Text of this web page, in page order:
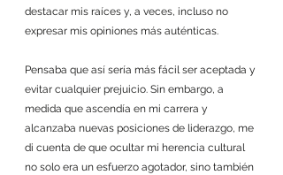
destacar mis raíces y, a veces, incluso no
expresar mis opiniones más auténticas.
Pensaba que así sería más fácil ser aceptada y
evitar cualquier prejuicio. Sin embargo, a
medida que ascendía en mi carrera y
alcanzaba nuevas posiciones de liderazgo, me
di cuenta de que ocultar mi herencia cultural
no solo era un esfuerzo agotador, sino también